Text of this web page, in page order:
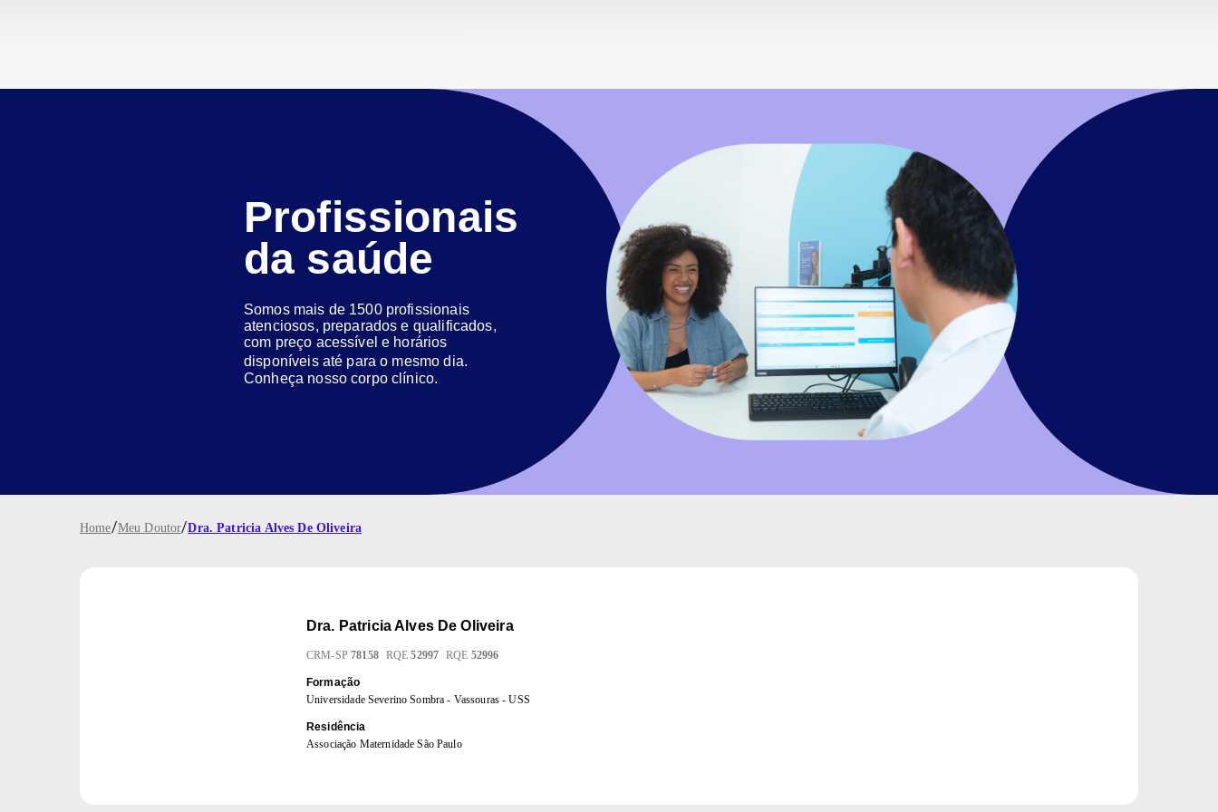
Profissionais
da saúde
Somos mais de 1500 profissionais
atenciosos, preparados e qualificados,
com preço acessível e horários
disponíveis até para o mesmo dia.
Conheça nosso corpo clínico.
Home/Meu Doutor/Dra. Patricia Alves De Oliveira
Dra. Patricia Alves De Oliveira
CRM-SP 78158 RQE52997 RQE 52996
Formação
Universidade Severino Sombra - Vassouras - USS
Residência
Associação Maternidade São Paulo